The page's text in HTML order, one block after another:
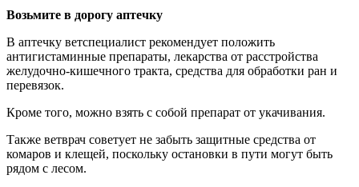
Возьмите в дорогу аптечку
В аптечку ветспециалист рекомендует положить
антигистаминные препараты, лекарства от расстройства
желудочно-кишечного тракта, средства для обработки ран и
перевязок.
Кроме того, можно взять с собой препарат от укачивания.
Также ветврач советует не забыть защитные средства от
комаров и клещей, поскольку остановки в пути могут быть
рядом с лесом.